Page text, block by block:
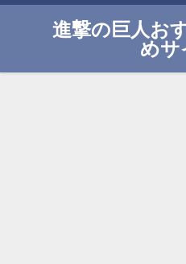
進撃の巨人お
めサ